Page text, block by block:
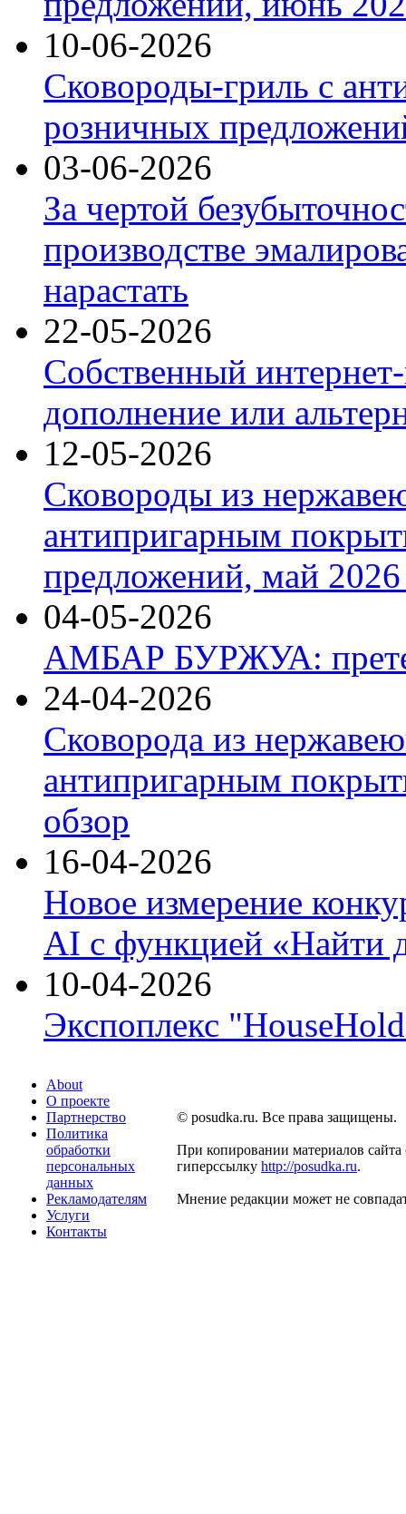
10-06-2026
Сковороды-гриль с
розничных
03-06-2026
За чертой
производстве
нарастать
22-05-2026
Собственный
дополнение или
12-05-2026
Сковороды из
антипригарным
предложений, май 2026
04-05-2026
АМБАР БУРЖУА:
24-04-2026
Сковорода из
антипригарным
обзор
16-04-2026
Новое измерение
AI с функцией «Найти
10-04-2026
Экспоплекс
About
О проекте
Партнерство
Политика
обработки
персональных
данных
Рекламодателям
Услуги
Контакты
© posudka.ru. Все права защищены.
При копировании материалов сайта
гиперссылку http://posudka.ru.
Мнение редакции может не